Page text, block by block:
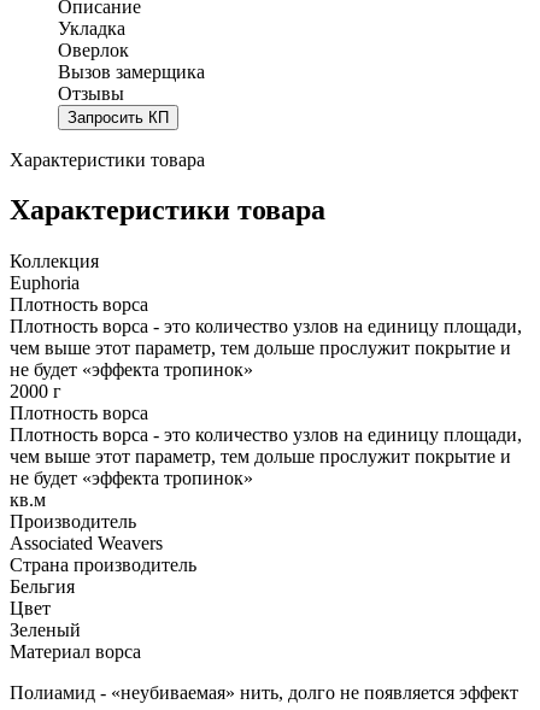
Описание
Укладка
Оверлок
Вызов замерщика
Отзывы
Запросить КП
Характеристики товара
Характеристики товара
Коллекция
Euphoria
Плотность ворса
Плотность ворса - это количество узлов на единицу площади,
чем выше этот параметр, тем дольше прослужит покрытие и
не будет «эффекта тропинок»
2000 г
Плотность ворса
Плотность ворса - это количество узлов на единицу площади,
чем выше этот параметр, тем дольше прослужит покрытие и
не будет «эффекта тропинок»
кв.м
Производитель
Associated Weavers
Страна производитель
Бельгия
Цвет
Зеленый
Материал ворса
Полиамид - «неубиваемая» нить, долго не появляется эффект